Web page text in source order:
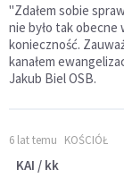
"Zdałem sobie
nie było tak
konieczność.
kanałem
Jakub Biel OSB.
6 lat temu KOŚCIÓŁ
KAI / kk